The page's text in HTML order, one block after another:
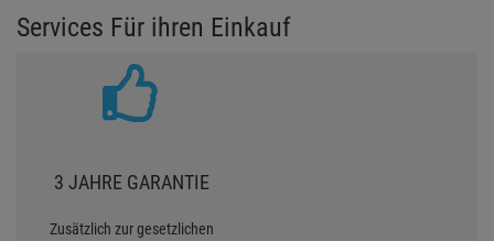
Services Für ihren Einkauf
3 JAHRE GARANTIE
Zusätzlich zur gesetzlichen